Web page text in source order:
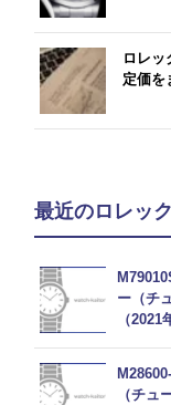
ロレッ
定価を
最近のロレッ
ー（チ
（2021
（チュ